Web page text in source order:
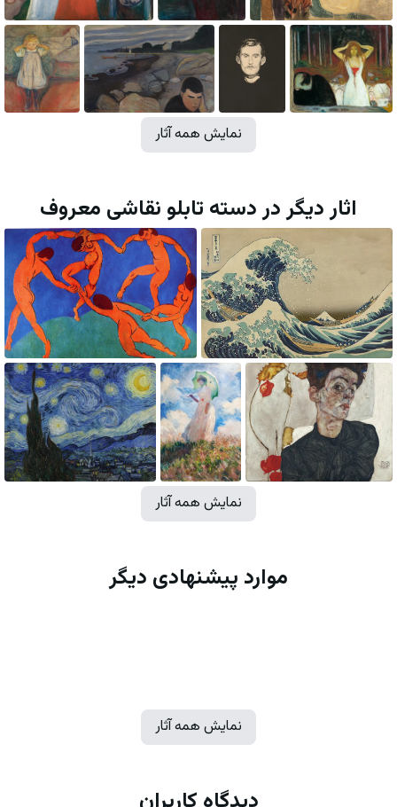
نمایش همه آثار
اثار دیگر در دسته تابلو نقاشی معروف
نمایش همه آثار
موارد پیشنهادی دیگر
نمایش همه آثار